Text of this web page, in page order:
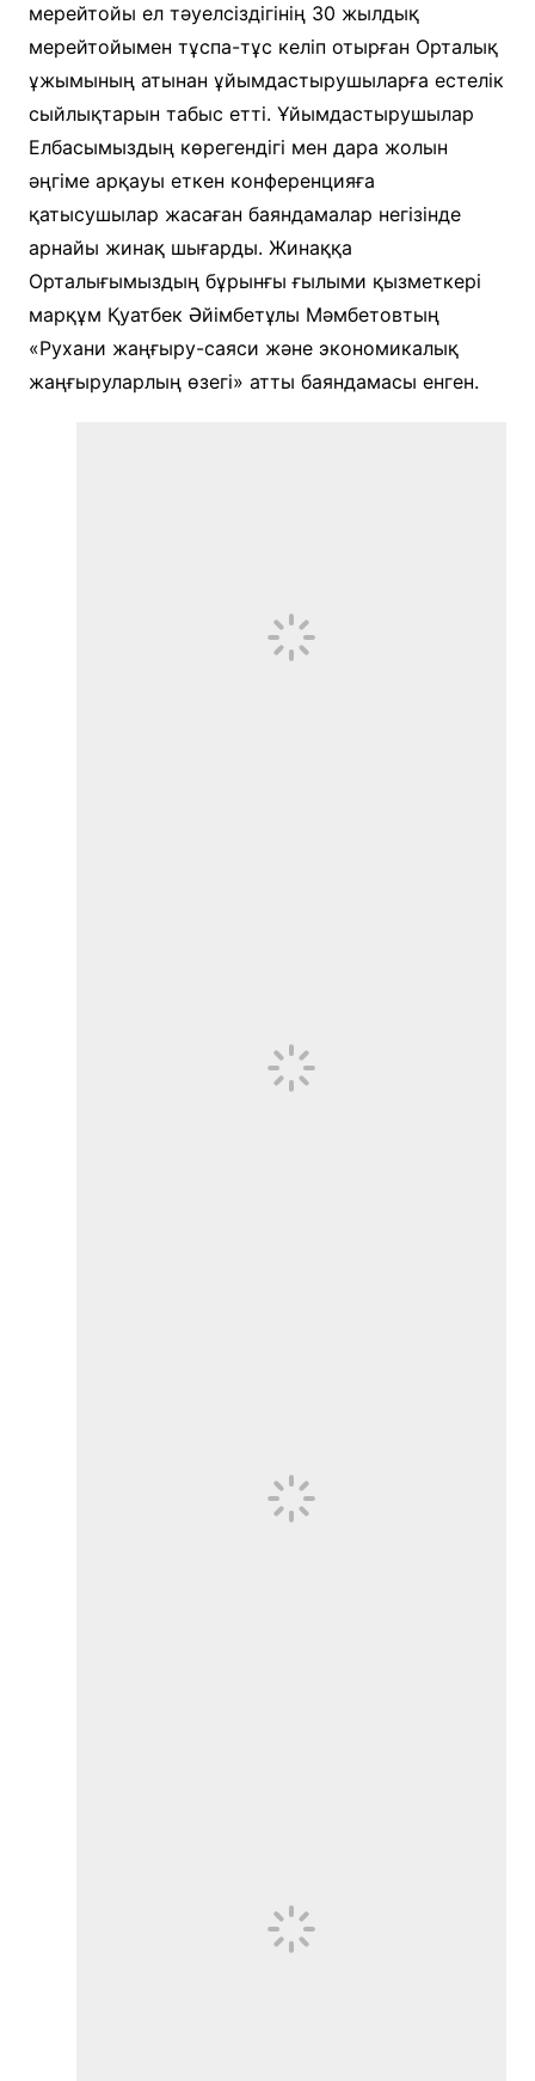
мерейтойы ел тәуелсіздігінің 30 жылдық
мерейтойымен тұспа-тұс келіп отырған Орталық
ұжымының атынан ұйымдастырушыларға естелік
сыйлықтарын табыс етті. Ұйымдастырушылар
Елбасымыздың көрегендігі мен дара жолын
әңгіме арқауы еткен конференцияға
қатысушылар жасаған баяндамалар негізінде
арнайы жинақ шығарды. Жинаққа
Орталығымыздың бұрынғы ғылыми қызметкері
марқұм Қуатбек Әйімбетұлы Мәмбетовтың
«Рухани жаңғыру-саяси және экономикалық
жаңғыруларлың өзегі» атты баяндамасы енген.